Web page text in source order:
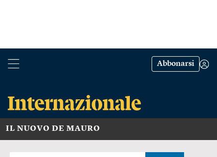
Abbonarsi
IL NUOVO DE MAURO